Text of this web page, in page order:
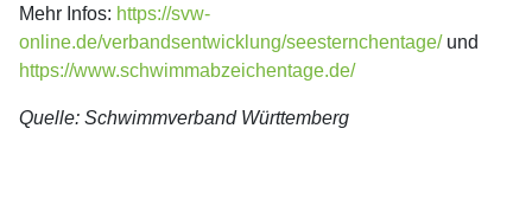
Mehr Infos: https://svw-
online.de/verbandsentwicklung/seesternchentage/und
https://www.schwimmabzeichentage.de/
Quelle: Schwimmverband Württemberg